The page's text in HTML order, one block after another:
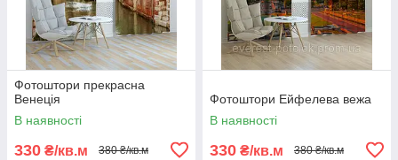
Фотоштори прекрасна
Венеція
В наявності
330 ₴/кв.м 380 ₴/кв.м
Фотоштори Ейфелева вежа
В наявності
330 ₴/кв.м 380 ₴/кв.м